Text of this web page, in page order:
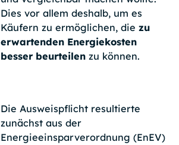
Dies vor allem deshalb, um es
Käufern zu ermöglichen, die zu
erwartenden Energiekosten
besser beurteilenzu können.
Die Ausweispflicht resultierte
zunächst aus der
Energieeinsparverordnung (EnEV)